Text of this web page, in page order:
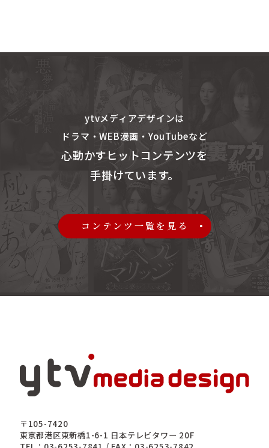
ytvメディアデザインは
ドラマ・WEB漫画・YouTubeなど
心動かすヒットコンテンツを
手掛けています。
コンテンツ一覧を見る
〒105-7420
東京都港区東新橋1-6-1 日本テレビタワー 20F